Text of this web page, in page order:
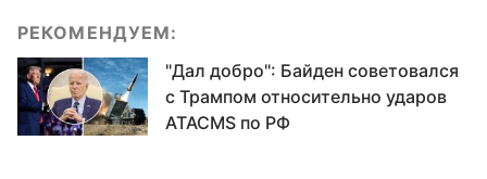
РЕКОМЕНДУЕМ:
"Дал добро": Байден советовался
с Трампом относительно ударов
ATACMS по РФ